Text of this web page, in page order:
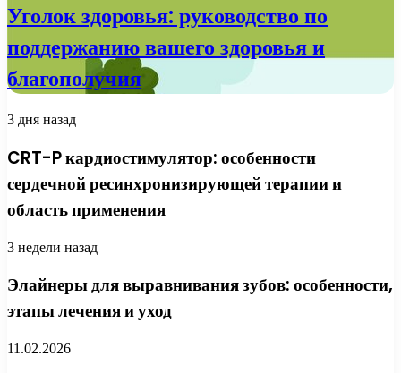
Уголок здоровья: руководство по
поддержанию вашего здоровья и
благополучия
3 дня назад
CRT-P кардиостимулятор: особенности
сердечной ресинхронизирующей терапии и
область применения
3 недели назад
Элайнеры для выравнивания зубов: особенности,
этапы лечения и уход
11.02.2026